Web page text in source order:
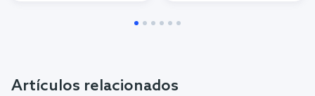
Artículos relacionados